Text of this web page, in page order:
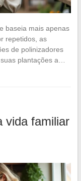
baseia mais apenas
repetidos, as
de polinizadores
plantações a…
vida familiar